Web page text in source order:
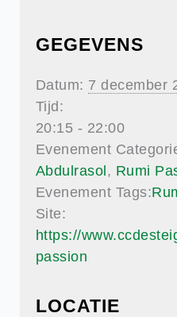
GEGEVENS
Datum: 7 december
Tijd:
20:15 - 22:00
Evenement
Abdulrasol , Rumi
Evenement Tags:
Site:
https://
passion
LOCATIE